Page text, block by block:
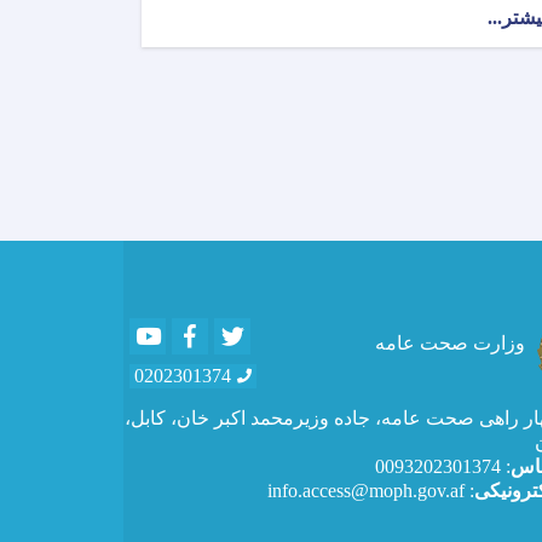
وزارت صحت عامه
YoutubeFacebook
0202301374
راهی صحت عامه، جاده وزیرمحمد اکبر خان، کابل،
: 0093202301374
: info.access@moph.gov.af